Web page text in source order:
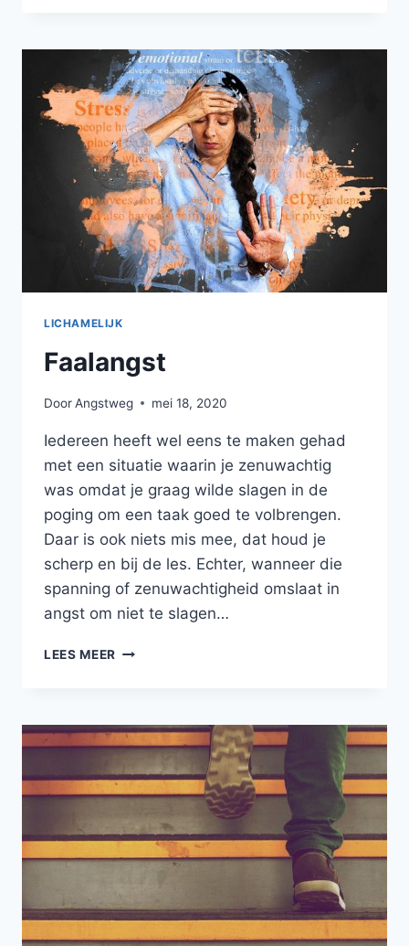
IS
LICHAMELIJK
Faalangst
DoorAngstweg mei 18, 2020
Iedereen heeft wel eens te maken gehad
met een situatie waarin je zenuwachtig
was omdat je graag wilde slagen in de
poging om een taak goed te volbrengen.
Daar is ook niets mis mee, dat houd je
scherp en bij de les. Echter, wanneer die
spanning of zenuwachtigheid omslaat in
angst om niet te slagen…
LEES MEER FAALANGST